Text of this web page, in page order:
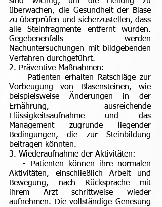
überwachen, die Gesundheit der Blase
zu überprüfen und sicherzustellen, dass
alle Steinfragmente entfernt wurden.
Gegebenenfalls werden
Nachuntersuchungen mit bildgebenden
Verfahren durchgeführt.
2. Präventive Maßnahmen:
- Patienten erhalten Ratschläge zur
Vorbeugung von Blasensteinen, wie
beispielsweise Änderungen in der
Ernährung, ausreichende
Flüssigkeitsaufnahme und das
Management zugrunde liegender
Bedingungen, die zur Steinbildung
beitragen könnten.
3. Wiederaufnahme der Aktivitäten:
- Patienten können ihre normalen
Aktivitäten, einschließlich Arbeit und
Bewegung, nach Rücksprache mit
ihrem Arzt schrittweise wieder
aufnehmen. Die vollständige Genesung